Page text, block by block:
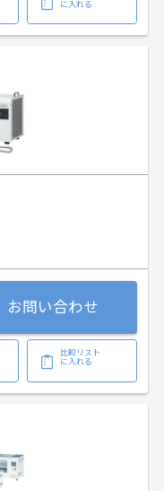
に入れる
お問い合わせ
比較リスト
に入れる